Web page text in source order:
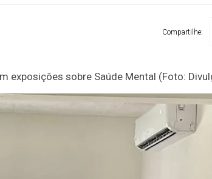
Compartilhe:
exposições sobre Saúde Mental (Foto: